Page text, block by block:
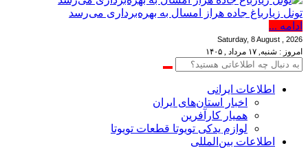
تونل زیارباغ جاده هراز امسال به بهره‌برداری می‌رسد
ادامه ...
Saturday, 8 August , 2026
امروز : شنبه, ۱۷ مرداد , ۱۴۰۵
اطلاعات‌ ‎ایرانی
اخبار استان‌های ایران
همیار کارآفرین
لوازم یدکی تویوتا قطعات تویوتا
اطلاعات بین‌المللی